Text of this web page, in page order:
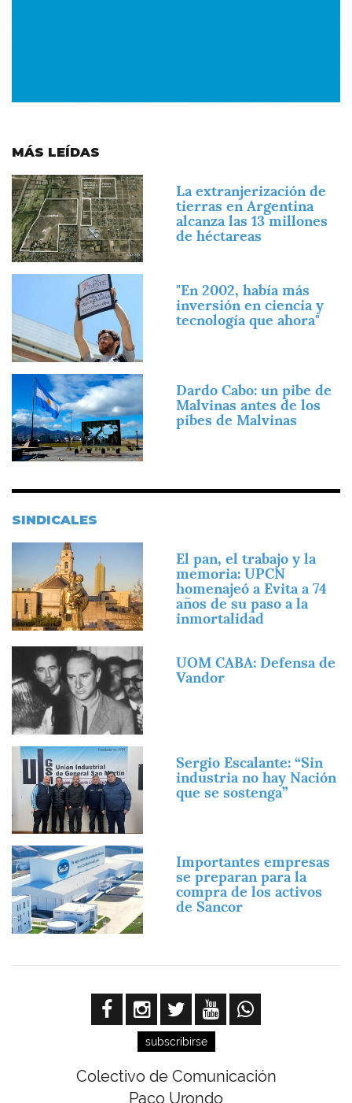
MÁS LEÍDAS
Imagen
La extranjerización de
tierras en Argentina
alcanza las 13 millones
de héctareas
"En 2002, había más
inversión en ciencia y
tecnología que ahora"
Imagen
Dardo Cabo: un pibe de
Malvinas antes de los
pibes de Malvinas
SINDICALES
El pan, el trabajo y la
memoria: UPCN
homenajeó a Evita a 74
años de su paso a la
inmortalidad
Imagen
UOM CABA: Defensa de
Vandor
Imagen
Sergio Escalante: “Sin
industria no hay Nación
que se sostenga”
Imagen
Importantes empresas
se preparan para la
compra de los activos
de Sancor
subscribirse
Colectivo de Comunicación
Paco Urondo